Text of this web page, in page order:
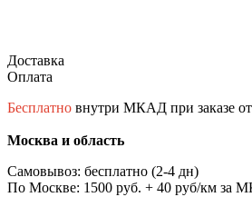
Доставка
Оплата
Бесплатно внутри МКАД при заказе
Москва и область
Самовывоз: бесплатно (2-4 дн)
По Москве: 1500 руб. + 40 руб/км за